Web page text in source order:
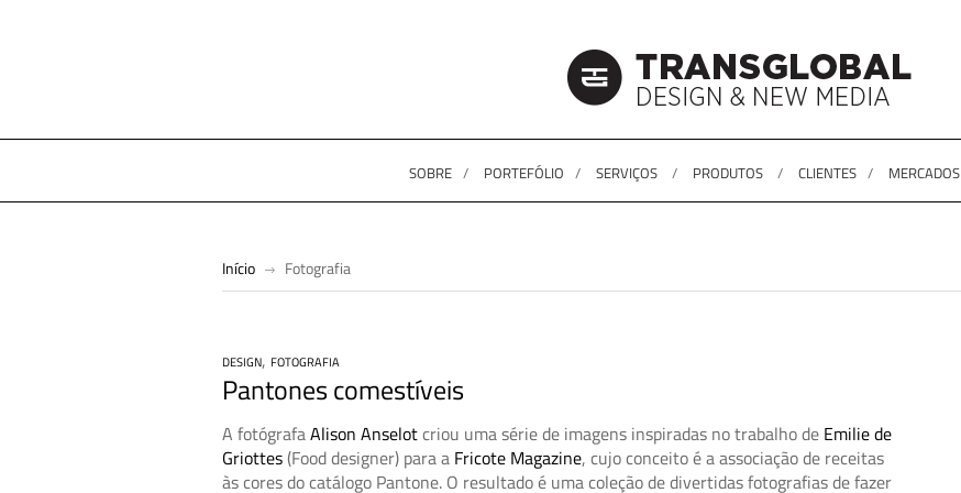
SOBRE PORTEFÓLIO SERVIÇOS PRODUTOS CLIENTES MERCADOS
Início Fotografia
DESIGN, FOTOGRAFIA
Pantones comestíveis
A fotógrafaAlison Anselotcriou uma série de imagens inspiradas no trabalho de Emilie de
Griottes(Food designer) para a Fricote Magazine, cujo conceito é a associação de receitas
às cores do catálogo Pantone. O resultado é uma coleção de divertidas fotografias de fazer